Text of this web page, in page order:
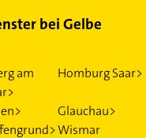
bei Gelbe
am
Homburg Saar>
Glauchau>
Wismar